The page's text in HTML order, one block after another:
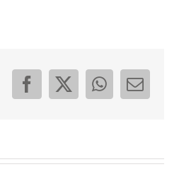
Facebook
X WhatsApp
E-